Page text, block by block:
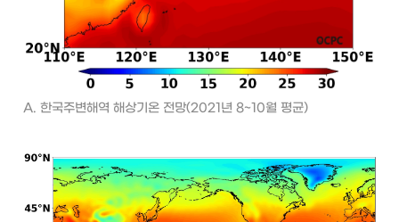
A. 한국주변해역 해상기온 전망(2021년 8~10월 평균)